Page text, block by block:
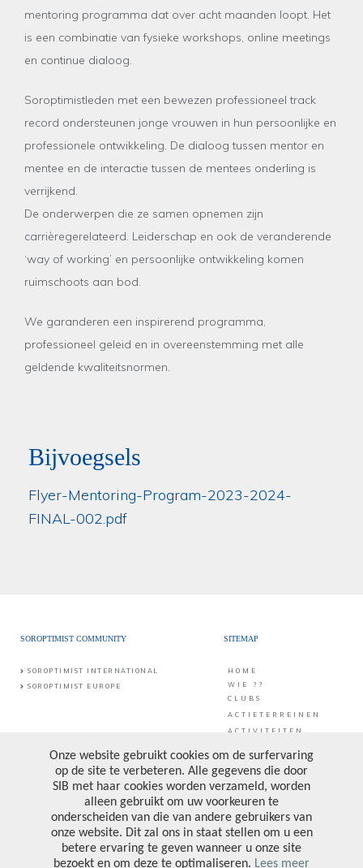
mentoring programma dat over acht maanden loopt. Het
is een combinatie van fysieke workshops, online meetings
en continue dialoog.
Soroptimistleden met een bewezen professioneel track
record ondersteunen jonge vrouwen in hun persoonlijke en
professionele ontwikkeling. De dialoog tussen mentor en
mentee en de interactie tussen de mentees onderling is
verrijkend.
De onderwerpen die ze samen opnemen zijn
carrièregerelateerd. Leiderschap en ook de veranderende
‘way of working’ en persoonlijke ontwikkeling komen
ruimschoots aan bod.
We garanderen een inspirerend programma,
professioneel geleid en in overeenstemming met alle
geldende kwaliteitsnormen.
Bijvoegsels
Flyer-Mentoring-Program-2023-2024-
FINAL-002.pdf
SOROPTIMIST COMMUNITY
SOROPTIMIST INTERNATIONAL
SOROPTIMIST EUROPE
SITEMAP
HOME
WIE ??
CLUBS
ACTIETERREINEN
ACTIVITEITEN
DONATE
PRIVACY POLICY
Middaglijnstraat 10
1210 Brussel
Bankrekening: BE25 0017 6998 6682
Ondernemingsnummer: 0473.157.090
CONTACTEER ONS
VOLG ONS